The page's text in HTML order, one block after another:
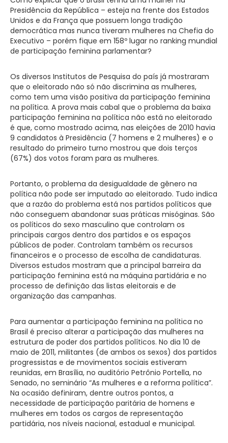
Presidência da República – esteja na frente dos Estados
Unidos e da França que possuem longa tradição
democrática mas nunca tiveram mulheres na Chefia do
Executivo – porém fique em 158º lugar no ranking mundial
de participação feminina parlamentar?
Os diversos Institutos de Pesquisa do país já mostraram
que o eleitorado não só não discrimina as mulheres,
como tem uma visão positiva da participação feminina
na política. A prova mais cabal que o problema da baixa
participação feminina na política não está no eleitorado
é que, como mostrado acima, nas eleições de 2010 havia
9 candidatos à Presidência (7 homens e 2 mulheres) e o
resultado do primeiro turno mostrou que dois terços
(67%) dos votos foram para as mulheres.
Portanto, o problema da desigualdade de gênero na
política não pode ser imputado ao eleitorado. Tudo indica
que a razão do problema está nos partidos políticos que
não conseguem abandonar suas práticas misóginas. São
os políticos do sexo masculino que controlam os
principais cargos dentro dos partidos e os espaços
públicos de poder. Controlam também os recursos
financeiros e o processo de escolha de candidaturas.
Diversos estudos mostram que a principal barreira da
participação feminina está na máquina partidária e no
processo de definição das listas eleitorais e de
organização das campanhas.
Para aumentar a participação feminina na política no
Brasil é preciso alterar a participação das mulheres na
estrutura de poder dos partidos políticos. No dia 10 de
maio de 2011, militantes (de ambos os sexos) dos partidos
progressistas e de movimentos sociais estiveram
reunidas, em Brasília, no auditório Petrônio Portella, no
Senado, no seminário “As mulheres e a reforma política”.
Na ocasião definiram, dentre outros pontos, a
necessidade de participação paritária de homens e
mulheres em todos os cargos de representação
partidária, nos níveis nacional, estadual e municipal.